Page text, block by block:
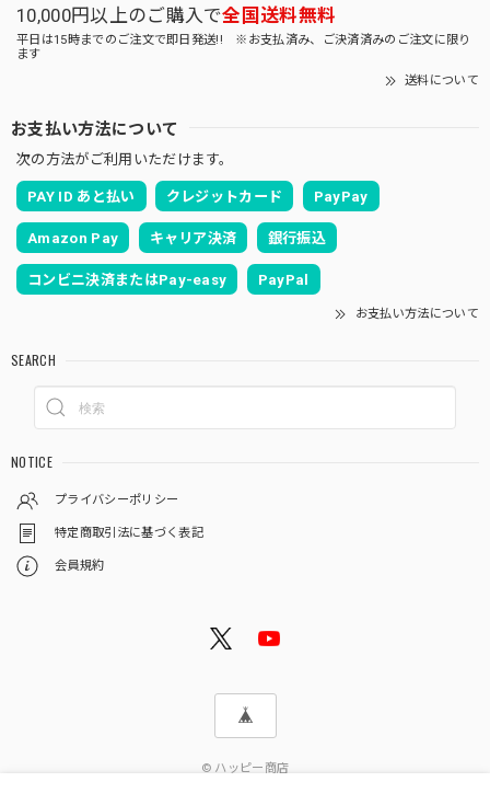
10,000円以上のご購入で全国送料無料
平日は15時までのご注文で即日発送!! ※お支払済み、ご決済済みのご注文に限り
ます
送料について
お支払い方法について
次の方法がご利用いただけます。
PAY ID あと払い クレジットカード PayPay
Amazon Pay キャリア決済 銀行振込
コンビニ決済またはPay-easy PayPal
お支払い方法について
SEARCH
NOTICE
プライバシーポリシー
特定商取引法に基づく表記
会員規約
© ハッピー商店